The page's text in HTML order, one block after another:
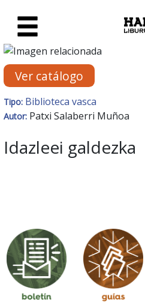
Ficha de
Ver catálogo
Tipo: Biblioteca vasca
Autor: Patxi Salaberri Muñoa
Idazleei galdezka